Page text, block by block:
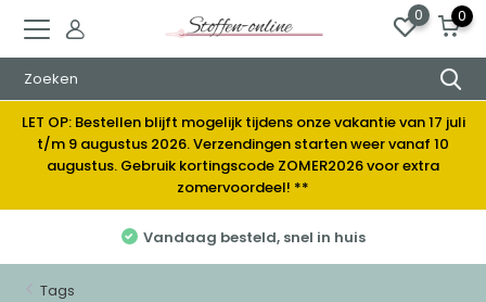
0 0
LET OP: Bestellen blijft mogelijk tijdens onze vakantie van 17 juli
t/m 9 augustus 2026. Verzendingen starten weer vanaf 10
augustus. Gebruik kortingscode ZOMER2026 voor extra
zomervoordeel! **
Vandaag besteld, snel in huis
Tags